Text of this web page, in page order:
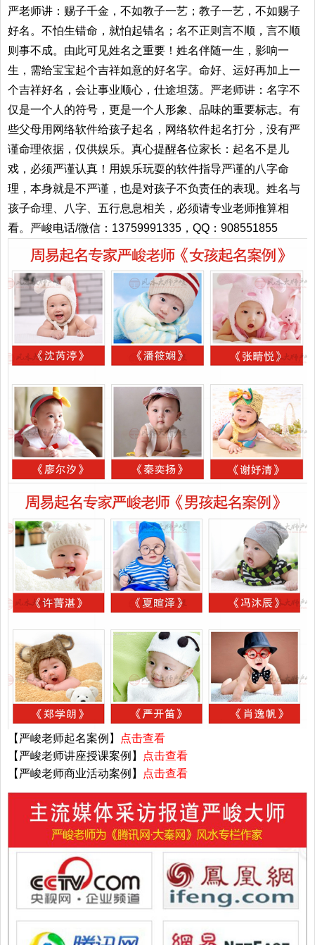
严老师讲：赐子千金，不如教子一艺；教子一艺，不如赐子
好名。不怕生错命，就怕起错名；名不正则言不顺，言不顺
则事不成。由此可见姓名之重要！姓名伴随一生，影响一
生，需给宝宝起个吉祥如意的好名字。命好、运好再加上一
个吉祥好名，会让事业顺心，仕途坦荡。严老师讲：名字不
仅是一个人的符号，更是一个人形象、品味的重要标志。有
些父母用网络软件给孩子起名，网络软件起名打分，没有严
谨命理依据，仅供娱乐。真心提醒各位家长：起名不是儿
戏，必须严谨认真！用娱乐玩耍的软件指导严谨的八字命
理，本身就是不严谨，也是对孩子不负责任的表现。姓名与
孩子命理、八字、五行息息相关，必须请专业老师推算相
看。严峻电话/微信：13759991335，QQ：908551855
【严峻老师起名案例】
点击查看
【严峻老师讲座授课案例】
点击查看
【严峻老师商业活动案例】
点击查看